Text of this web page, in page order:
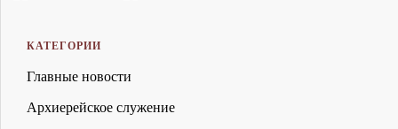
КАТЕГОРИИ
Главные новости
Архиерейское служение